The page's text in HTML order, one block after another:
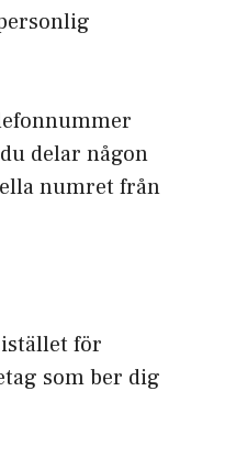
delar någon
numret från
för
som ber dig